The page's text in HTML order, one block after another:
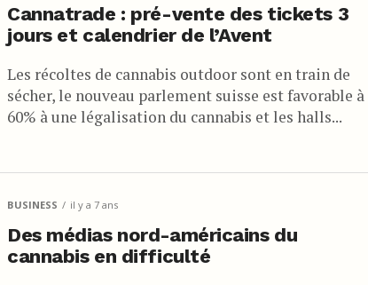
Cannatrade : pré-vente des tickets 3
jours et calendrier de l’Avent
Les récoltes de cannabis outdoor sont en train de
sécher, le nouveau parlement suisse est favorable à
60% à une légalisation du cannabis et les halls...
BUSINESS il y a 7 ans
Des médias nord-américains du
cannabis en difficulté